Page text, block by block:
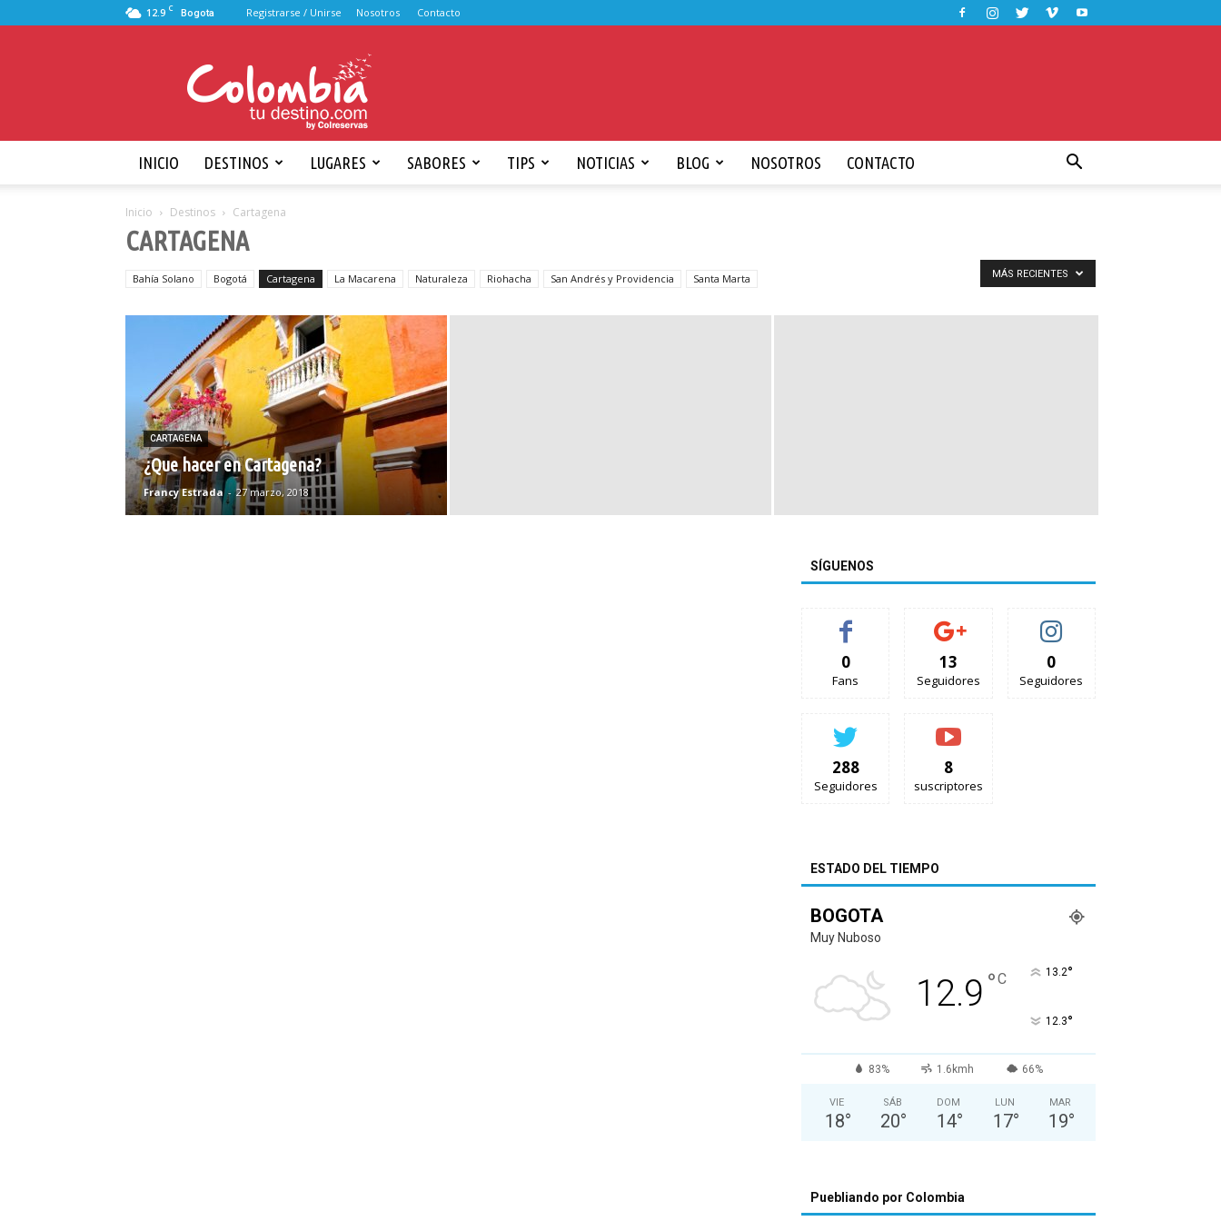
12.9 C Bogota Registrarse / Unirse Nosotros Contacto
por
Colombia
INICIO DESTINOS LUGARES SABORES TIPS NOTICIAS BLOG NOSOTROS CONTACTO
Inicio Destinos Cartagena
CARTAGENA
Bahía Solano Bogotá Cartagena La Macarena Naturaleza Riohacha San Andrés y Providencia Santa Marta MÁS RECIENTES
CARTAGENA
¿Que hacer en Cartagena?
Francy Estrada - 27 marzo, 2018
SÍGUENOS
0
Fans
13
Seguidores
0
Seguidores
288
Seguidores
8
suscriptores
ESTADO DEL TIEMPO
BOGOTA
Muy Nuboso
12.9 °C 13.2°
12.3°
83% 1.6kmh 66%
VIE
18°
SÁB
20°
DOM
14°
LUN
17°
MAR
19°
Puebliando por Colombia